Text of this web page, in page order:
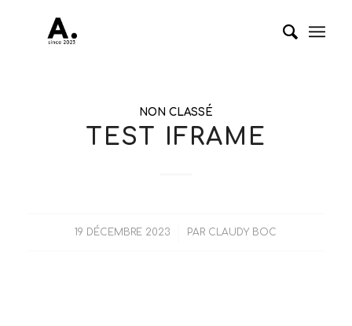
NON CLASSÉ
TEST IFRAME
19 DÉCEMBRE 2023
/ PAR CLAUDY BOC